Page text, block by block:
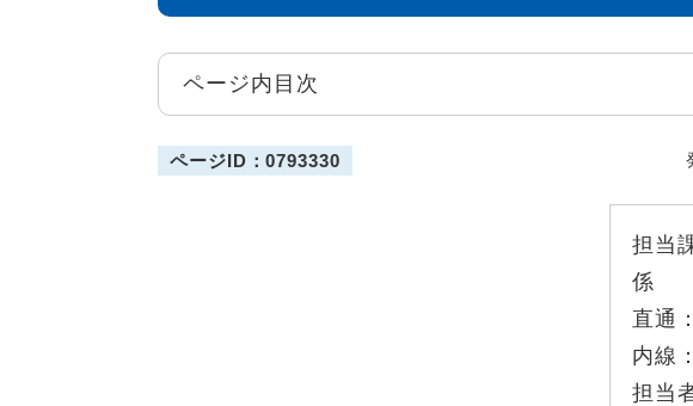
ページ内目次
ページID：0793330
担当
係
直通：
内線：
担当